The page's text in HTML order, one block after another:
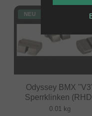
NEU
Odyssey BMX
Sperrklinken
0.01 kg